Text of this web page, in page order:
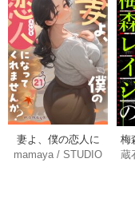
妻よ、僕の恋人に
なってくれません
mamaya /STUDIO
梅
蔵